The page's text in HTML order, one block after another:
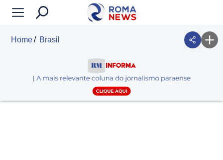
Home Brasil